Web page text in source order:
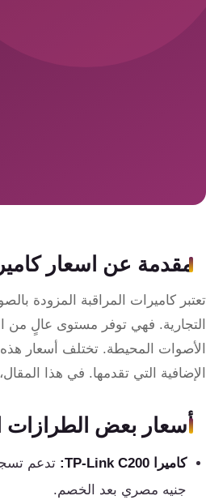
مقدمة عن اسعار
تعتبر كاميرات المراقبة المزودة
التجارية. فهي توفر مستوى عالٍ من
الأصوات المحيطة. تختلف أسعار
الإضافية التي تقدمها. في هذا
أسعار بعض الطرازات
كاميرا TP-Link C200:
جنيه مصري بعد الخصم.
والمصانع
جهاز
الحضور
والانصراف
تقوية
المحمول
والانترنت
انتركم